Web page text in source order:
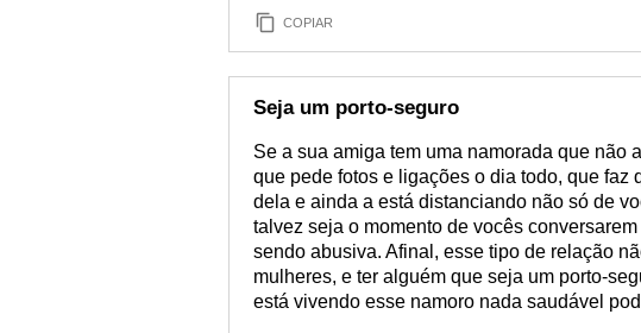
COPIAR
Seja um porto-seguro
Se a sua amiga tem uma namorada que não
que pede fotos e ligações o dia todo, que faz
dela e ainda a está distanciando não só de
talvez seja o momento de vocês
sendo abusiva. Afinal, esse tipo de relação
mulheres, e ter alguém que seja um porto-
está vivendo esse namoro nada saudável